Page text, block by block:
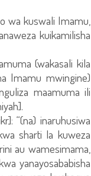
wa kuswali Imamu,
kuikamilisha
(wakasali kila
Imamu mwingine)
maamuma ili
“(na) inaruhusiwa
sharti la kuweza
au wamesimama,
yanayosababisha